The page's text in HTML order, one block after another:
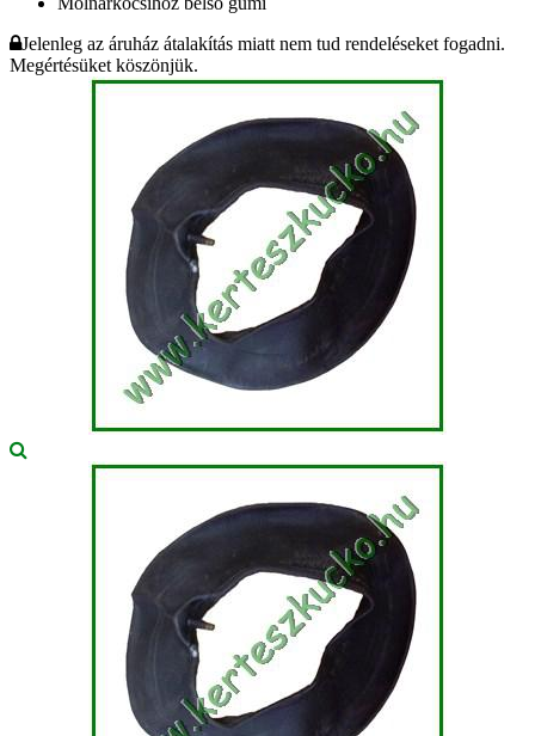
Jelenleg az áruház átalakítás miatt nem tud rendeléseket fogadni.
Megértésüket köszönjük.